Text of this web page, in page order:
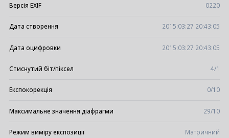
Версія EXIF 0220
Дата створення 2015:03:27 20:43:05
Дата оцифровки 2015:03:27 20:43:05
Стиснутий біт/піксел 4/1
Експокорекція 0/10
Максимальне значення діафрагми 29/10
Режим виміру експозиції Матричний